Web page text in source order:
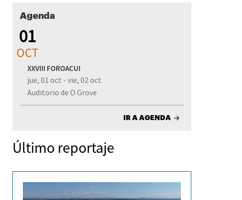
Agenda
01
OCT
XXVIII FOROACUI
jue, 01 oct - vie, 02 oct
Auditorio de O Grove
IR A AGENDA
Último reportaje